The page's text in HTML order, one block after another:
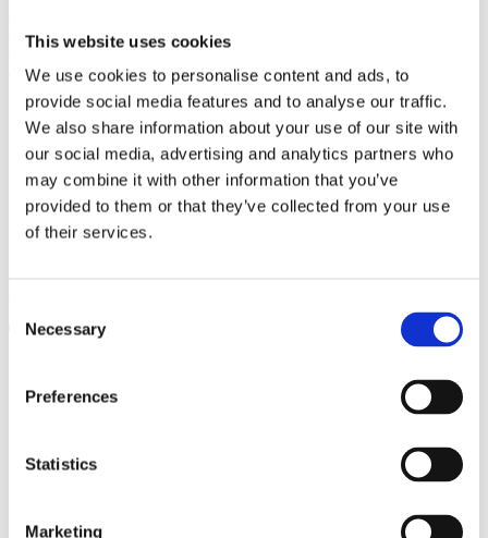
This website uses cookies
We use cookies to personalise content and ads, to
provide social media features and to analyse our traffic.
We also share information about your use of our site with
our social media, advertising and analytics partners who
may combine it with other information that you’ve
provided to them or that they’ve collected from your use
of their services.
Selection
Necessary
Preferences
Statistics
Marketing
2800L
285L
385L
4,4 kuutiota
Vastuullisuus
Myynti- ja toimitusehdot
YLPEÄ JÄSEN
SEURAA MEITÄ:
Products
KAIVINKONE